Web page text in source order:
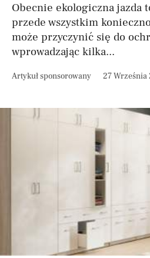
Obecnie ekologiczna jazda
przede wszystkim
może przyczynić się do
wprowadzając kilka...
Artykuł sponsorowany 27 Września